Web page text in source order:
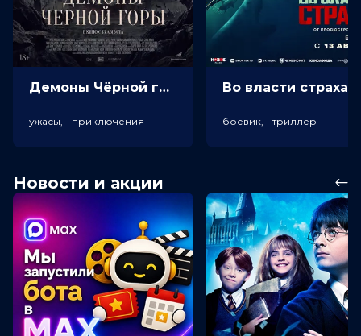
Демоны Чёрной горы (18+)
ужасы, приключения боевик, триллер
Новости и акции